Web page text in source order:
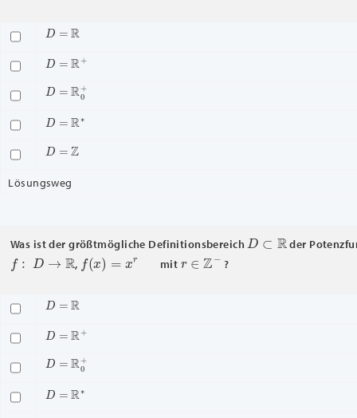
D=
D=
+
D= 0+
D=
∗
D=
Lösungsweg
Was ist der größtmögliche Definitionsbereich
D
der
f: →
,
(x = xr
mit
Z−
?
D=
D=
+
D= 0+
D=
∗